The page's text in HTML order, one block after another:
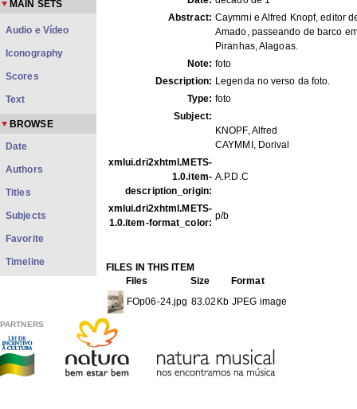
Abstract: Caymmi e Alfred Knopf, editor
Amado, passeando de barco
Piranhas, Alagoas.
Note: foto
Description: Legenda no verso da foto.
Type: foto
Subject:
KNOPF, Alfred
CAYMMI, Dorival
xmlui.dri2xhtml.METS-
1.0.item-
description_origin:
A.P.D.C
xmlui.dri2xhtml.METS-
1.0.item-format_color:
p/b
FILES IN THIS ITEM
Files
Size
Format
FOp06-24.jpg 83.02Kb JPEG image
THIS ITEM APPEARS IN THE FOLLOWING
Photos
[1979]
Show full item record
MAIN SETS
Audio e Vídeo
Iconography
Scores
Text
BROWSE
Date
Authors
Titles
Subjects
Favorite
Timeline
PARTNERS